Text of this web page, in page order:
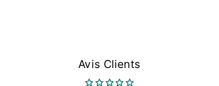
Avis Clients